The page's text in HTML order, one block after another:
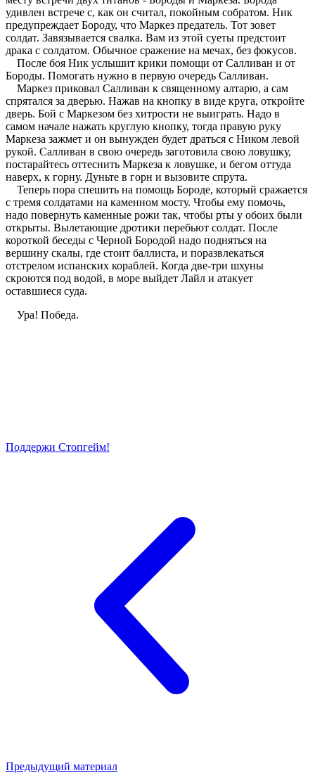
удивлен встрече с, как он считал, покойным собратом. Ник
предупреждает Бороду, что Маркез предатель. Тот зовет
солдат. Завязывается свалка. Вам из этой суеты предстоит
драка с солдатом. Обычное сражение на мечах, без фокусов.
После боя Ник услышит крики помощи от Салливан и от
Бороды. Помогать нужно в первую очередь Салливан.
Маркез приковал Салливан к священному алтарю, а сам
спрятался за дверью. Нажав на кнопку в виде круга, откройте
дверь. Бой с Маркезом без хитрости не выиграть. Надо в
самом начале нажать круглую кнопку, тогда правую руку
Маркеза зажмет и он вынужден будет драться с Ником левой
рукой. Салливан в свою очередь заготовила свою ловушку,
постарайтесь оттеснить Маркеза к ловушке, и бегом оттуда
наверх, к горну. Дуньте в горн и вызовите спрута.
Теперь пора спешить на помощь Бороде, который сражается
с тремя солдатами на каменном мосту. Чтобы ему помочь,
надо повернуть каменные рожи так, чтобы рты у обоих были
открыты. Вылетающие дротики перебьют солдат. После
короткой беседы с Черной Бородой надо подняться на
вершину скалы, где стоит баллиста, и поразвлекаться
отстрелом испанских кораблей. Когда две-три шхуны
скроются под водой, в море выйдет Лайл и атакует
оставшиеся суда.
Ура! Победа.
Поддержи Стопгейм!
Предыдущий материал